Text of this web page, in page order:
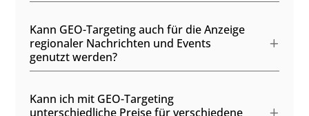
Kann GEO-Targeting auch für die Anzeige
regionaler Nachrichten und Events
genutzt werden?
Kann ich mit GEO-Targeting
unterschiedliche Preise für verschiedene